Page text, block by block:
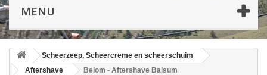
MENU
Scheerzeep, Scheercreme en scheerschuim
Aftershave
Belom - Aftershave Balsum